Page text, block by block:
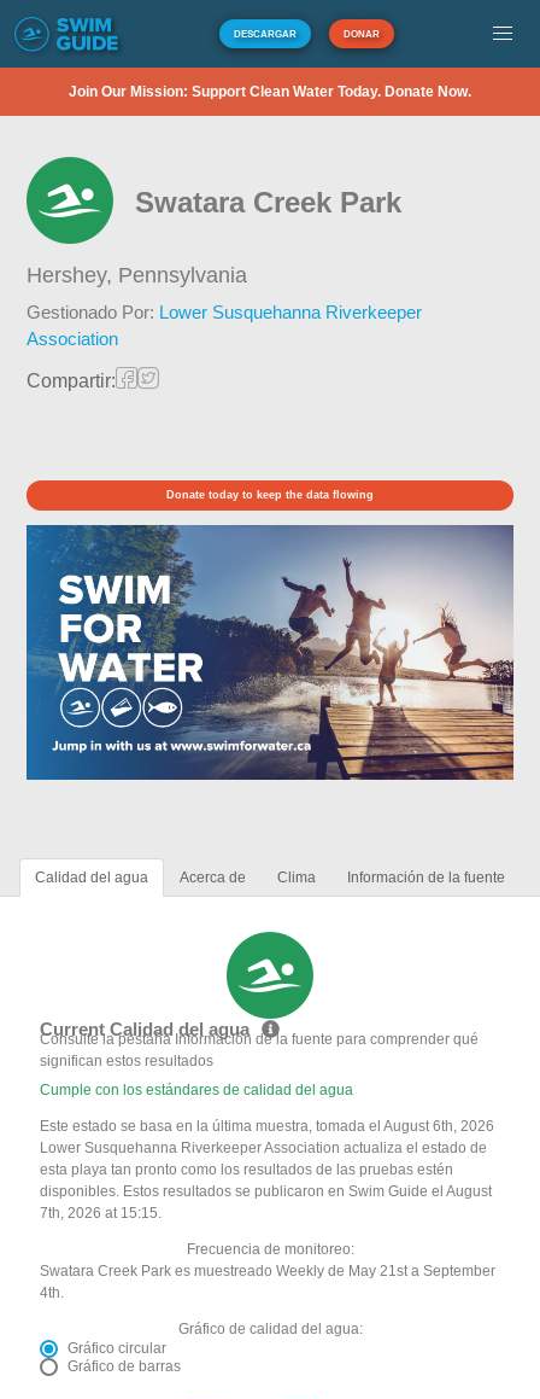
DESCARGAR DONAR
Join Our Mission: Support Clean Water Today. Donate Now.
Swatara Creek Park
Hershey, Pennsylvania
Gestionado Por: Lower Susquehanna Riverkeeper
Association
Compartir:
Donate today to keep the data flowing
Calidad del agua Acerca de Clima Información de la fuente
Current Calidad del agua
Consulte la pestaña Información de la fuente para comprender qué
significan estos resultados
Cumple con los estándares de calidad del agua
Este estado se basa en la última muestra, tomada el August 6th, 2026
Lower Susquehanna Riverkeeper Association actualiza el estado de
esta playa tan pronto como los resultados de las pruebas estén
disponibles. Estos resultados se publicaron en Swim Guide el August
7th, 2026 at 15:15.
Frecuencia de monitoreo:
Swatara Creek Park es muestreado Weekly de May 21st a September
4th.
Gráfico de calidad del agua:
Gráfico circular
Gráfico de barras